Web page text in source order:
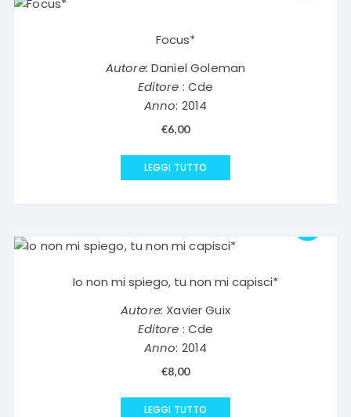
Focus*
Autore: Daniel Goleman
Editore : Cde
Anno: 2014
€6,00
LEGGI TUTTO
Io non mi spiego, tu non mi capisci*
Autore: Xavier Guix
Editore : Cde
Anno: 2014
€8,00
LEGGI TUTTO